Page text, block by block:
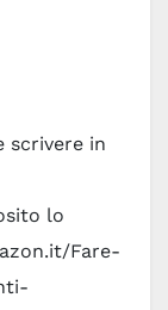
scrivere in
lo
Fare-